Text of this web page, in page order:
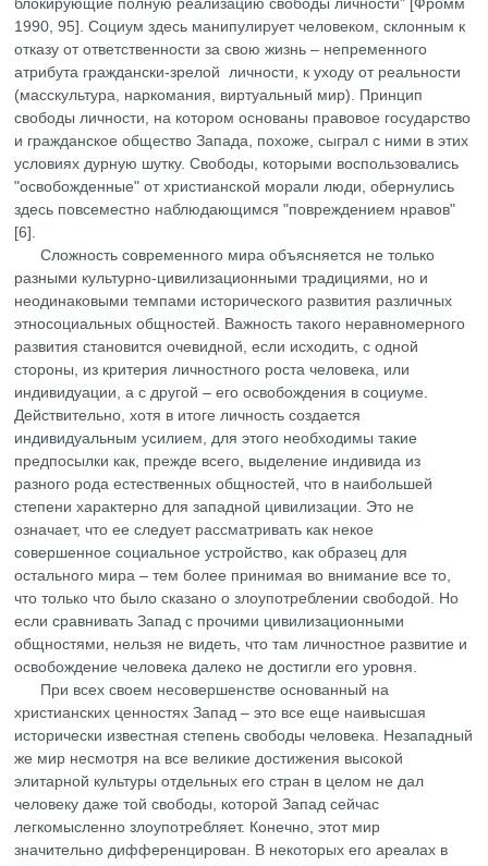
1990, 95]. Социум здесь манипулирует человеком, склонным к
отказу от ответственности за свою жизнь – непременного
атрибута граждански-зрелой личности, к уходу от реальности
(масскультура, наркомания, виртуальный мир). Принцип
свободы личности, на котором основаны правовое государство
и гражданское общество Запада, похоже, сыграл c ними в этих
условиях дурную шутку. Свободы, которыми воспользовались
"освобожденные" от христианской морали люди, обернулись
здесь повсеместно наблюдающимся "повреждением нравов"
[6].
Сложность современного мира объясняется не только
разными культурно-цивилизационными традициями, но и
неодинаковыми темпами исторического развития различных
этносоциальных общностей. Важность такого неравномерного
развития становится очевидной, если исходить, с одной
стороны, из критерия личностного роста человека, или
индивидуации, а с другой – его освобождения в социуме.
Действительно, хотя в итоге личность создается
индивидуальным усилием, для этого необходимы такие
предпосылки как, прежде всего, выделение индивида из
разного рода естественных общностей, что в наибольшей
степени характерно для западной цивилизации. Это не
означает, что ее следует рассматривать как некое
совершенное социальное устройство, как образец для
остального мира – тем более принимая во внимание все то,
что только что было сказано о злоупотреблении свободой. Но
если сравнивать Запад с прочими цивилизационными
общностями, нельзя не видеть, что там личностное развитие и
освобождение человека далеко не достигли его уровня.
При всех своем несовершенстве основанный на
христианских ценностях Запад – это все еще наивысшая
исторически известная степень свободы человека. Незападный
же мир несмотря на все великие достижения высокой
элитарной культуры отдельных его стран в целом не дал
человеку даже той свободы, которой Запад сейчас
легкомысленно злоупотребляет. Конечно, этот мир
значительно дифференцирован. В некоторых его ареалах в